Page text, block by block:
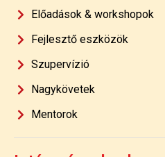
Előadások & workshopok
Fejlesztő eszközök
Szupervízió
Nagykövetek
Mentorok